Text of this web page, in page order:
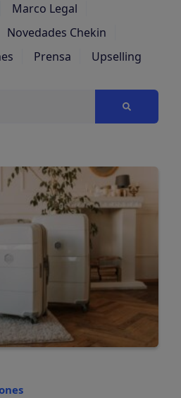
Marco Legal
Novedades Chekin
Prensa Upselling